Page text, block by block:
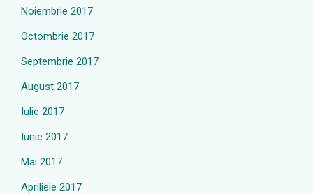
Noiembrie 2017
Octombrie 2017
Septembrie 2017
August 2017
Iulie 2017
Iunie 2017
Mai 2017
Aprilieie 2017